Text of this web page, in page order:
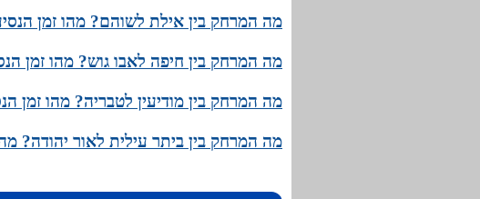
מה המרחק בין אילת לשוהם? מהו זמן
מה המרחק בין חיפה לאבו גוש? מהו זמן
מה המרחק בין מודיעין לטבריה? מהו זמן
מה המרחק בין ביתר עילית לאור יהודה?